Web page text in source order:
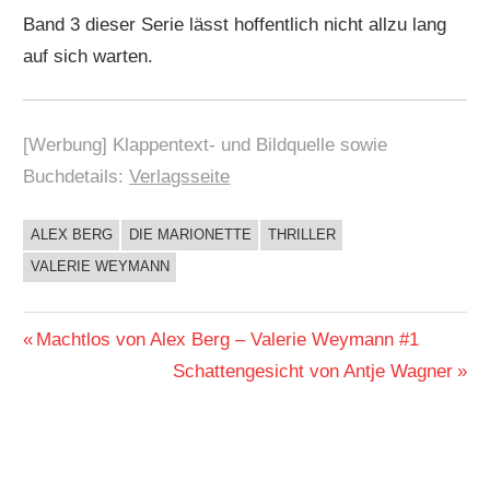
Band 3 dieser Serie lässt hoffentlich nicht allzu lang
auf sich warten.
[Werbung] Klappentext- und Bildquelle sowie
Buchdetails:Verlagsseite
BUCHIGES
ALEX BERG DIE MARIONETTE
THRILLER
VALERIE WEYMANN
Beitragsnavigation
Vorheriger
Machtlos von Alex Berg – Valerie Weymann #1
Nächster
Schattengesicht von Antje Wagner